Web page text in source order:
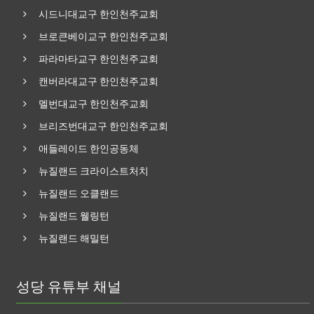
시드니대교구 한인천주교회
브로큰베이교구 한인천주교회
파라마타교구 한인천주교회
캔버라대교구 한인천주교회
멜번대교구 한인천주교회
브리즈번대교구 한인천주교회
애들레이드 한인공동체
뉴질랜드 크라이스트처치
뉴질랜드 오클랜드
뉴질랜드 웰링턴
뉴질랜드 해밀턴
성당 유튜부 채널